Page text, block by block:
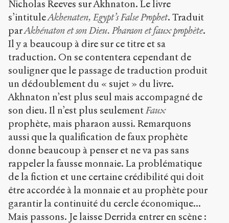
Nicholas Reeves sur Akhnaton. Le livre
s’intituleAkhenaten, Egypt’s False Prophet. Traduit
parAkhénaton et son Dieu. Pharaon et faux prophète.
Il y a beaucoup à dire sur ce titre et sa
traduction. On se contentera cependant de
souligner que le passage de traduction produit
un dédoublement du « sujet » du livre.
Akhnaton n’est plus seul mais accompagné de
son dieu. Il n’est plus seulementFaux
prophète, mais pharaon aussi. Remarquons
aussi que la qualification de faux prophète
donne beaucoup à penser et ne va pas sans
rappeler la fausse monnaie. La problématique
de la fiction et une certaine crédibilité qui doit
être accordée à la monnaie et au prophète pour
garantir la continuité du cercle économique...
Mais passons. Je laisse Derrida entrer en scène :